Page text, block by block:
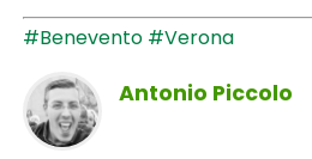
#Benevento #Verona
Antonio Piccolo